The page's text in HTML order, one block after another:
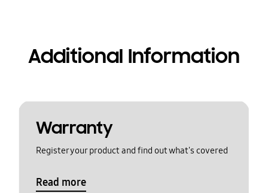
Additional Information
Warranty
Register your product and find out what's covered
Read more